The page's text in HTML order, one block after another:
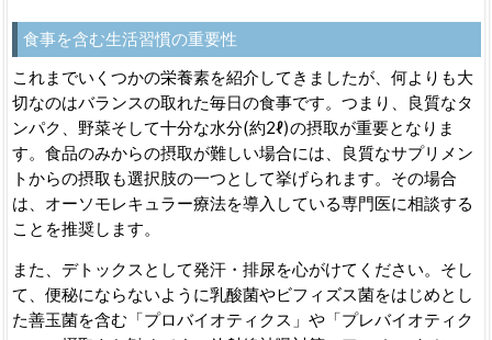
食事を含む生活習慣の重要性
これまでいくつかの栄養素を紹介してきましたが、何よりも大
切なのはバランスの取れた毎日の食事です。つまり、良質なタ
ンパク、野菜そして十分な水分(約2ℓ)の摂取が重要となりま
す。食品のみからの摂取が難しい場合には、良質なサプリメン
トからの摂取も選択肢の一つとして挙げられます。その場合
は、オーソモレキュラー療法を導入している専門医に相談する
ことを推奨します。
また、デトックスとして発汗・排尿を心がけてください。そし
て、便秘にならないように乳酸菌やビフィズス菌をはじめとし
た善玉菌を含む「プロバイオティクス」や「プレバイオティク